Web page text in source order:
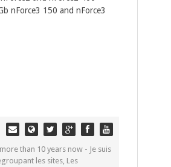
nForce3 150 and nForce3
than 10 years now - Je suis
les sites, Les